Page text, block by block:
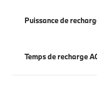
Puissance de
Temps de recharge